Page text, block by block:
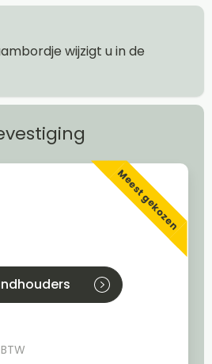
wijzigt u in de
Meest gekozen